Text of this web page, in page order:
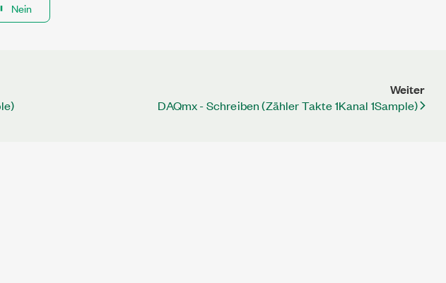
Nein
Weiter
DAQmx - Schreiben (Zähler Takte 1Kanal 1Sample)